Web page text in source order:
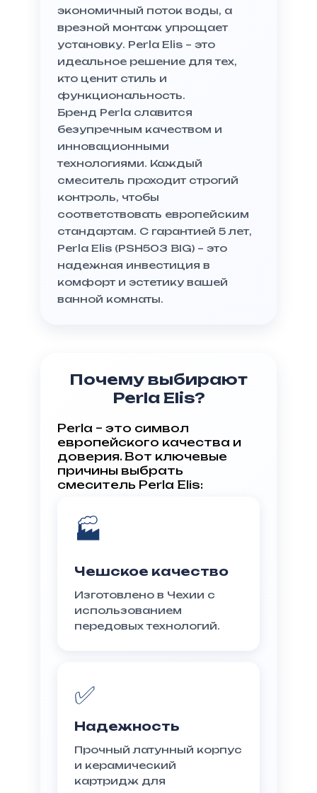
экономичный поток воды, а
врезной монтаж упрощает
установку. Perla Elis – это
идеальное решение для тех,
кто ценит стиль и
функциональность.
Бренд Perla славится
безупречным качеством и
инновационными
технологиями. Каждый
смеситель проходит строгий
контроль, чтобы
соответствовать европейским
стандартам. С гарантией 5 лет,
Perla Elis (PSH503 BIG) – это
надежная инвестиция в
комфорт и эстетику вашей
ванной комнаты.
Почему выбирают
Perla Elis?
Perla – это символ
европейского качества и
доверия. Вот ключевые
причины выбрать
смеситель Perla Elis:
🏭
Чешское качество
Изготовлено в Чехии с
использованием
передовых технологий.
✅
Надежность
Прочный латунный корпус
и керамический
картридж для